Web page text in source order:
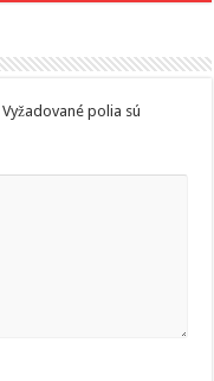
Vyžadované polia sú